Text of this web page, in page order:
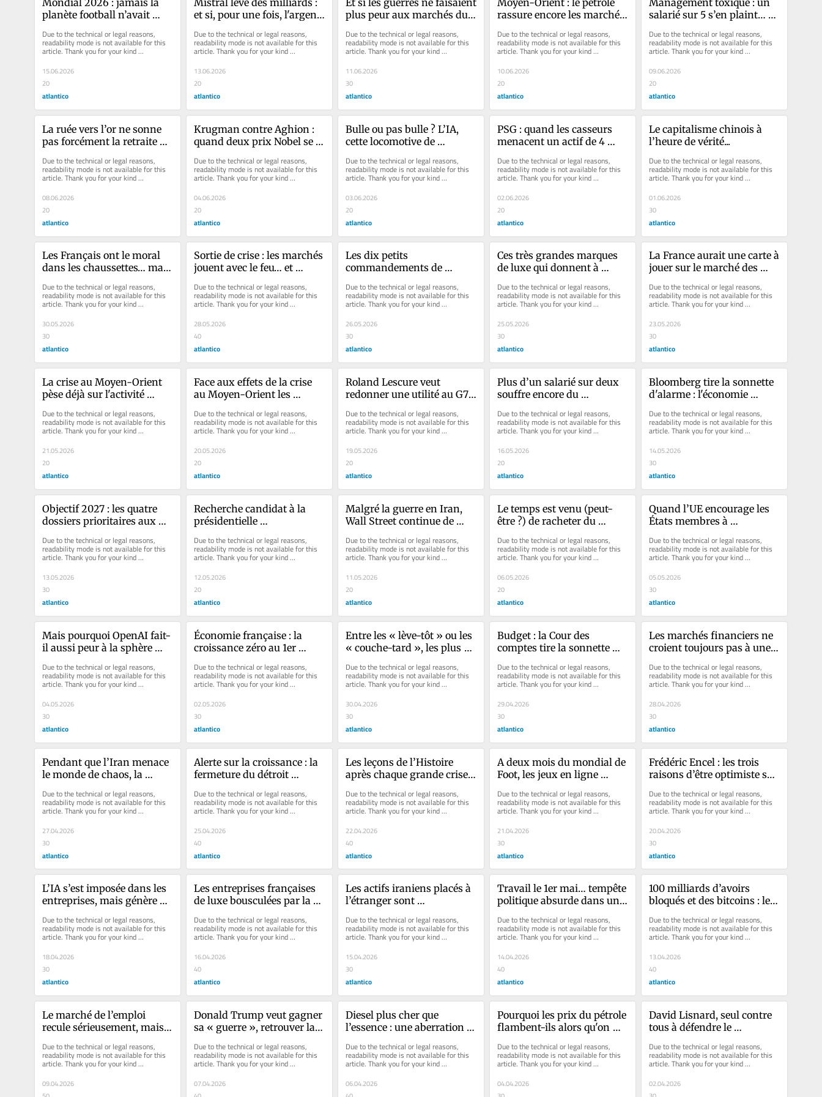
planète football n’avait
cash d’une telle puissance.
Mais au profit de qui ?
Due to the technical or legal reasons,
readability mode is not available for this
article. Thank you for your kind
understanding.
15.06.2026
20
atlantico
et si, pour une fois, l'argent
Due to the technical or legal reasons,
readability mode is not available for this
article. Thank you for your kind
understanding.
13.06.2026
20
atlantico
plus peur aux marchés du
Due to the technical or legal reasons,
readability mode is not available for this
article. Thank you for your kind
understanding.
11.06.2026
30
atlantico
rassure encore les marchés,
croissance les inquiètent
déjà
Due to the technical or legal reasons,
readability mode is not available for this
article. Thank you for your kind
understanding.
10.06.2026
20
atlantico
salarié sur 5 s’en plaint…
leur côté ?
Due to the technical or legal reasons,
readability mode is not available for this
article. Thank you for your kind
understanding.
09.06.2026
20
atlantico
La ruée vers l’or ne sonne
pas forcément la retraite du
Due to the technical or legal reasons,
readability mode is not available for this
article. Thank you for your kind
understanding.
08.06.2026
20
atlantico
Krugman contre Aghion :
quand deux prix Nobel se
européenne
Due to the technical or legal reasons,
readability mode is not available for this
article. Thank you for your kind
understanding.
04.06.2026
20
atlantico
Bulle ou pas bulle ? L’IA,
cette locomotive de
ne fonctionne comme
aucune autre auparavant
Due to the technical or legal reasons,
readability mode is not available for this
article. Thank you for your kind
understanding.
03.06.2026
20
atlantico
PSG : quand les casseurs
menacent un actif de 4
Due to the technical or legal reasons,
readability mode is not available for this
article. Thank you for your kind
understanding.
02.06.2026
20
atlantico
Le capitalisme chinois à
l’heure de vérité...
Due to the technical or legal reasons,
readability mode is not available for this
article. Thank you for your kind
understanding.
01.06.2026
30
atlantico
Les Français ont le moral
dans les chaussettes… mais
?
Due to the technical or legal reasons,
readability mode is not available for this
article. Thank you for your kind
understanding.
30.05.2026
30
atlantico
Sortie de crise : les marchés
jouent avec le feu… et
l'incendie
Due to the technical or legal reasons,
readability mode is not available for this
article. Thank you for your kind
understanding.
28.05.2026
40
atlantico
Les dix petits
commandements de
Due to the technical or legal reasons,
readability mode is not available for this
article. Thank you for your kind
understanding.
26.05.2026
30
atlantico
Ces très grandes marques
de luxe qui donnent à
Fashion-week
Due to the technical or legal reasons,
readability mode is not available for this
article. Thank you for your kind
understanding.
25.05.2026
30
atlantico
La France aurait une carte à
jouer sur le marché des
pas de stratégie
Due to the technical or legal reasons,
readability mode is not available for this
article. Thank you for your kind
understanding.
23.05.2026
30
atlantico
La crise au Moyen-Orient
pèse déjà sur l'activité
(encore) au point de la crise
de 2008 ou de celle du
Due to the technical or legal reasons,
readability mode is not available for this
article. Thank you for your kind
understanding.
21.05.2026
20
atlantico
Face aux effets de la crise
au Moyen-Orient les
épuisé leur stock de
résilience
Due to the technical or legal reasons,
readability mode is not available for this
article. Thank you for your kind
understanding.
20.05.2026
20
atlantico
Roland Lescure veut
redonner une utilité au G7,
beaucoup de légitimité
Due to the technical or legal reasons,
readability mode is not available for this
article. Thank you for your kind
understanding.
19.05.2026
20
atlantico
Plus d’un salarié sur deux
souffre encore du
Due to the technical or legal reasons,
readability mode is not available for this
article. Thank you for your kind
understanding.
16.05.2026
20
atlantico
Bloomberg tire la sonnette
d'alarme : l'économie
zone de turbulences sous
l'effet de la crise iranienne
Due to the technical or legal reasons,
readability mode is not available for this
article. Thank you for your kind
understanding.
14.05.2026
30
atlantico
Objectif 2027 : les quatre
dossiers prioritaires aux
pour sauver le modèle
économique français
Due to the technical or legal reasons,
readability mode is not available for this
article. Thank you for your kind
understanding.
13.05.2026
30
atlantico
Recherche candidat à la
présidentielle
des patrons français
Due to the technical or legal reasons,
readability mode is not available for this
article. Thank you for your kind
understanding.
12.05.2026
20
atlantico
Malgré la guerre en Iran,
Wall Street continue de
comme l’Asie, alors que
l’Europe s’installe en
Due to the technical or legal reasons,
readability mode is not available for this
article. Thank you for your kind
understanding.
11.05.2026
20
atlantico
Le temps est venu (peut-
être ?) de racheter du
prudent... ou d’aimer le
risque
Due to the technical or legal reasons,
readability mode is not available for this
article. Thank you for your kind
understanding.
06.05.2026
20
atlantico
Quand l’UE encourage les
États membres à
pas n’importe lesquels !
Due to the technical or legal reasons,
readability mode is not available for this
article. Thank you for your kind
understanding.
05.05.2026
30
atlantico
Mais pourquoi OpenAI fait-
il aussi peur à la sphère
Due to the technical or legal reasons,
readability mode is not available for this
article. Thank you for your kind
understanding.
04.05.2026
30
atlantico
Économie française : la
croissance zéro au 1er
retardement pour 2027
Due to the technical or legal reasons,
readability mode is not available for this
article. Thank you for your kind
understanding.
02.05.2026
30
atlantico
Entre les « lève-tôt » ou les
« couche-tard », les plus
toujours ceux auxquels on
pense
Due to the technical or legal reasons,
readability mode is not available for this
article. Thank you for your kind
understanding.
30.04.2026
30
atlantico
Budget : la Cour des
comptes tire la sonnette
attaque.
Due to the technical or legal reasons,
readability mode is not available for this
article. Thank you for your kind
understanding.
29.04.2026
30
atlantico
Les marchés financiers ne
croient toujours pas à une
blocus du détroit d’Ormuz
se prolonge
Due to the technical or legal reasons,
readability mode is not available for this
article. Thank you for your kind
understanding.
28.04.2026
30
atlantico
Pendant que l’Iran menace
le monde de chaos, la
dans une guerre inutile…
sauf pour Poutine
Due to the technical or legal reasons,
readability mode is not available for this
article. Thank you for your kind
understanding.
27.04.2026
30
atlantico
Alerte sur la croissance : la
fermeture du détroit
basculer l’économie
mondiale dans le chaos
Due to the technical or legal reasons,
readability mode is not available for this
article. Thank you for your kind
understanding.
25.04.2026
40
atlantico
Les leçons de l’Histoire
après chaque grande crise
Due to the technical or legal reasons,
readability mode is not available for this
article. Thank you for your kind
understanding.
22.04.2026
40
atlantico
A deux mois du mondial de
Foot, les jeux en ligne
rush de joueurs mais
surtout à chasser les
Due to the technical or legal reasons,
readability mode is not available for this
article. Thank you for your kind
understanding.
21.04.2026
30
atlantico
Frédéric Encel : les trois
raisons d’être optimiste sur
Due to the technical or legal reasons,
readability mode is not available for this
article. Thank you for your kind
understanding.
20.04.2026
30
atlantico
L’IA s’est imposée dans les
entreprises, mais génère de
sur la fiabilité des données
partagées
Due to the technical or legal reasons,
readability mode is not available for this
article. Thank you for your kind
understanding.
18.04.2026
30
atlantico
Les entreprises françaises
de luxe bousculées par la
mais moins fortement que
prévu
Due to the technical or legal reasons,
readability mode is not available for this
article. Thank you for your kind
understanding.
16.04.2026
40
atlantico
Les actifs iraniens placés à
l’étranger sont
très difficiles à récupérer
par l’Occident et peut-être
mêmes
Due to the technical or legal reasons,
readability mode is not available for this
article. Thank you for your kind
understanding.
15.04.2026
30
atlantico
Travail le 1er mai… tempête
politique absurde dans un
Due to the technical or legal reasons,
readability mode is not available for this
article. Thank you for your kind
understanding.
14.04.2026
40
atlantico
100 milliards d’avoirs
bloqués et des bitcoins : le
Téhéran
Due to the technical or legal reasons,
readability mode is not available for this
article. Thank you for your kind
understanding.
13.04.2026
40
atlantico
Le marché de l’emploi
recule sérieusement, mais
métiers, notamment pour
la génération Z
Due to the technical or legal reasons,
readability mode is not available for this
article. Thank you for your kind
understanding.
09.04.2026
Donald Trump veut gagner
sa « guerre », retrouver la
obtenir du Congrès des
rallonges budgétaires. Mais
Due to the technical or legal reasons,
readability mode is not available for this
article. Thank you for your kind
understanding.
07.04.2026
Diesel plus cher que
l’essence : une aberration
Due to the technical or legal reasons,
readability mode is not available for this
article. Thank you for your kind
understanding.
06.04.2026
Pourquoi les prix du pétrole
flambent-ils alors qu'on
Due to the technical or legal reasons,
readability mode is not available for this
article. Thank you for your kind
understanding.
04.04.2026
David Lisnard, seul contre
tous à défendre le
Due to the technical or legal reasons,
readability mode is not available for this
article. Thank you for your kind
understanding.
02.04.2026